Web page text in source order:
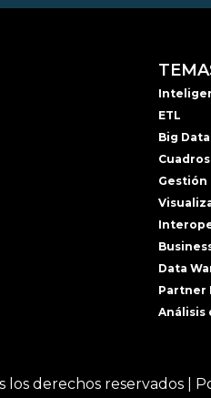
ETL
Big Data
Gestión
Data
Partner
Análisis
derechos reservados |